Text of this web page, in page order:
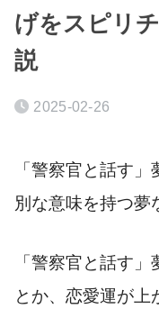
げをスピリ
説
2025-02-26
「警察官と話す
別な意味を持つ夢
「警察官と話す
とか、恋愛運が上